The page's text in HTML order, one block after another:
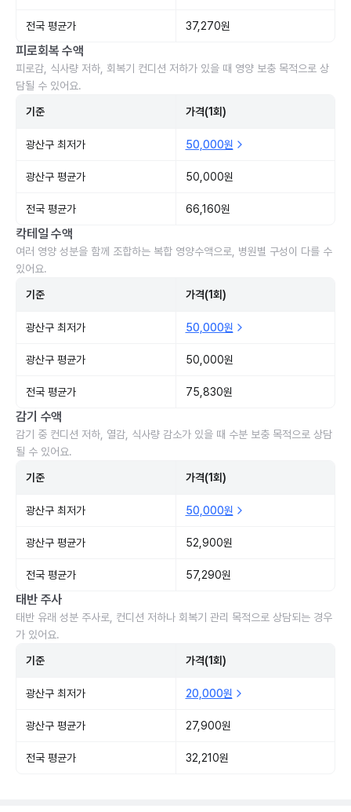
전국 평균가 37,270원
피로회복 수액
피로감, 식사량 저하, 회복기 컨디션 저하가 있을 때 영양 보충 목적으로 상
담될 수 있어요.
기준 가격(1회)
광산구 최저가 50,000원
광산구 평균가 50,000원
전국 평균가 66,160원
칵테일 수액
여러 영양 성분을 함께 조합하는 복합 영양수액으로, 병원별 구성이 다를 수
있어요.
기준 가격(1회)
광산구 최저가 50,000원
광산구 평균가 50,000원
전국 평균가 75,830원
감기 수액
감기 중 컨디션 저하, 열감, 식사량 감소가 있을 때 수분 보충 목적으로 상담
될 수 있어요.
기준 가격(1회)
광산구 최저가 50,000원
광산구 평균가 52,900원
전국 평균가 57,290원
태반 주사
태반 유래 성분 주사로, 컨디션 저하나 회복기 관리 목적으로 상담되는 경우
가 있어요.
기준 가격(1회)
광산구 최저가 20,000원
광산구 평균가 27,900원
전국 평균가 32,210원